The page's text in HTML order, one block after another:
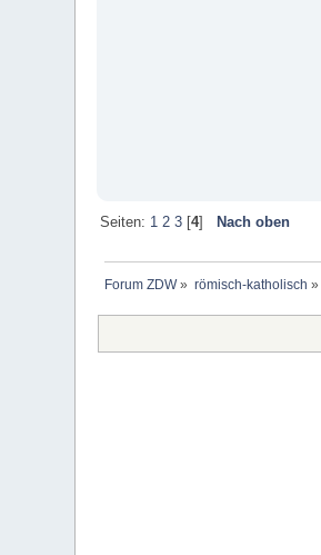
Seiten: 1 2 3[4]
Nach oben
Forum ZDW» römisch-katholisch »